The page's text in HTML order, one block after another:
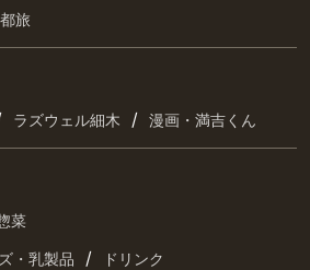
旅
ラズウェル細木 / 漫画・満吉くん
菜
・乳製品 / ドリンク